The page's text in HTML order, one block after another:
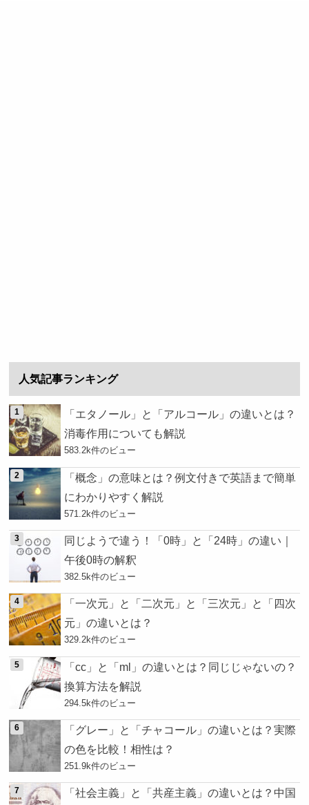
人気記事ランキング
「エタノール」と「アルコール」の違いとは？
消毒作用についても解説
583.2k件のビュー
「概念」の意味とは？例文付きで英語まで簡単
にわかりやすく解説
571.2k件のビュー
同じようで違う！「0時」と「24時」の違い｜
午後0時の解釈
382.5k件のビュー
「一次元」と「二次元」と「三次元」と「四次
元」の違いとは？
329.2k件のビュー
「cc」と「ml」の違いとは？同じじゃないの？
換算方法を解説
294.5k件のビュー
「グレー」と「チャコール」の違いとは？実際
の色を比較！相性は？
251.9k件のビュー
「社会主義」と「共産主義」の違いとは？中国